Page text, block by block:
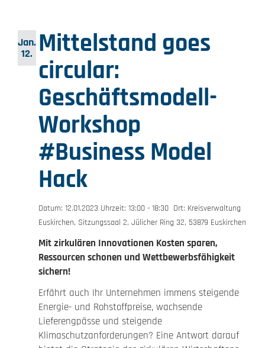
Jan.
12. Mittelstand goes
circular:
Geschäftsmodell-
Workshop
#Business Model
Hack
Datum: 12.01.2023 Uhrzeit: 13:00 - 18:30 Ort: Kreisverwaltung
Euskirchen, Sitzungssaal 2, Jülicher Ring 32, 53879 Euskirchen​
Mit zirkulären Innovationen Kosten sparen,
Ressourcen schonen und Wettbewerbsfähigkeit
sichern!
Erfährt auch Ihr Unternehmen immens steigende
Energie- und Rohstoffpreise, wachsende
Lieferengpässe und steigende
Klimaschutzanforderungen? Eine Antwort darauf